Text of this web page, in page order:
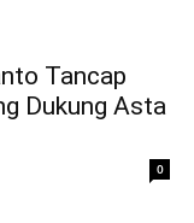
Tancap
Dukung Asta
0